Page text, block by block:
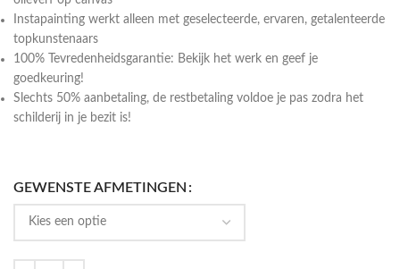
Instapainting werkt alleen met geselecteerde, ervaren, getalenteerde
topkunstenaars
100% Tevredenheidsgarantie: Bekijk het werk en geef je
goedkeuring!
Slechts 50% aanbetaling, de restbetaling voldoe je pas zodra het
schilderij in je bezit is!
GEWENSTE AFMETINGEN